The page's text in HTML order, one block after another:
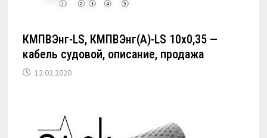
КМПВЭнг-LS, КМПВЭнг(А)-LS 10х0,35 —
кабель судовой, описание, продажа
12.02.2020